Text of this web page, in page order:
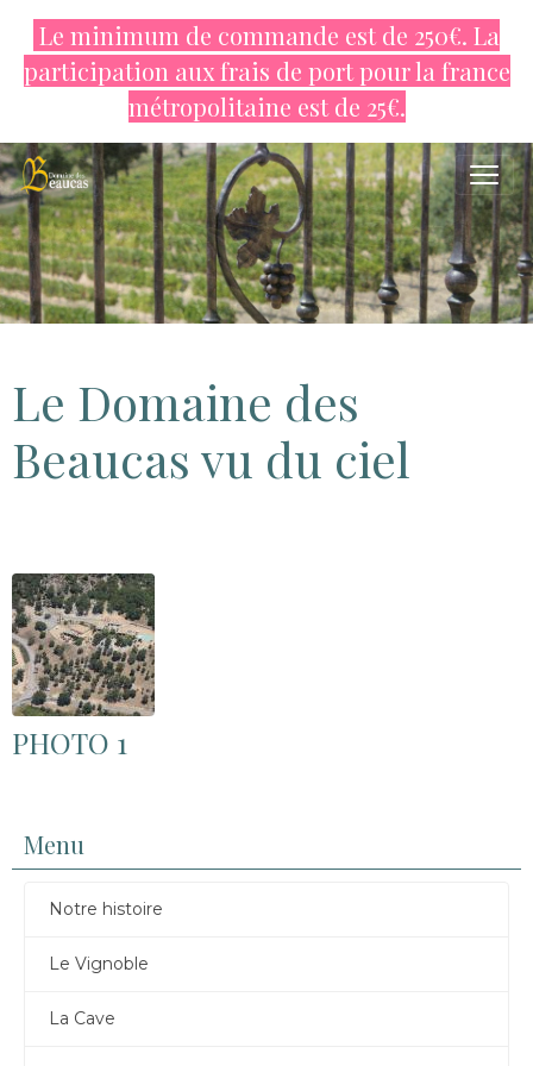
Le minimum de commande est de 250€. La
participation aux frais de port pour la france
métropolitaine est de 25€.
Le Domaine des
Beaucas vu du ciel
PHOTO 1
Menu
Notre histoire
Le Vignoble
La Cave